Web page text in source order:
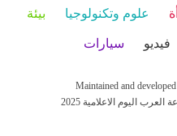
علوم وتكنولوجيا بيئة
فيديو سيارات
Maintained and